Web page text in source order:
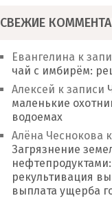
СВЕЖИЕ
Евангелина к
чай с имбирём:
Алексей к записи
маленькие
водоемах
Алёна Чеснокова
Загрязнение
рекультивация
выплата ущерба